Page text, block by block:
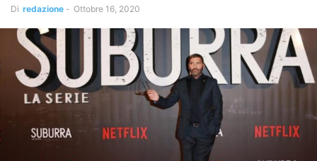
Di redazione - Ottobre 16, 2020